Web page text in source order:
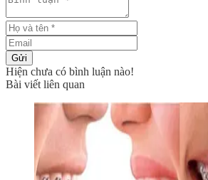
Gửi
Hiện chưa có bình luận nào!
Bài viết liên quan